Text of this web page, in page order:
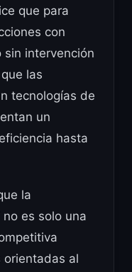
que para
con
sin intervención
las
tecnologías de
un
hasta
la
es solo una
orientadas al